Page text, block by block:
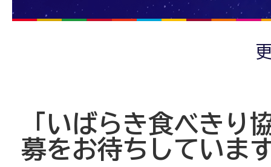
「いばらき食べきり
募をお待ちしていま